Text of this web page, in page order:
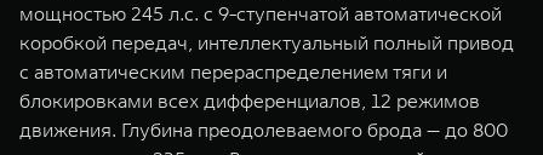
мощностью 245 л.с. с 9-ступенчатой автоматической
коробкой передач, интеллектуальный полный привод
с автоматическим перераспределением тяги и
блокировками всех дифференциалов, 12 режимов
движения. Глубина преодолеваемого брода — до 800